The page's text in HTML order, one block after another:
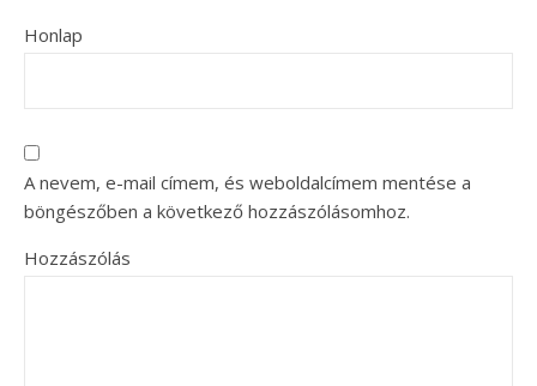
Honlap
A nevem, e-mail címem, és weboldalcímem mentése a
böngészőben a következő hozzászólásomhoz.
Hozzászólás